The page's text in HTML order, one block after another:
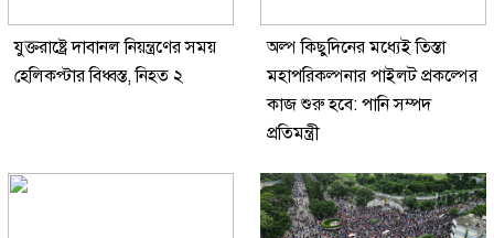
যুক্তরাষ্ট্রে দাবানল নিয়ন্ত্রণের সময়
হেলিকপ্টার বিধ্বস্ত, নিহত ২
অল্প কিছুদিনের মধ্যেই তিস্তা
মহাপরিকল্পনার পাইলট প্রকল্পের
কাজ শুরু হবে: পানি সম্পদ
প্রতিমন্ত্রী